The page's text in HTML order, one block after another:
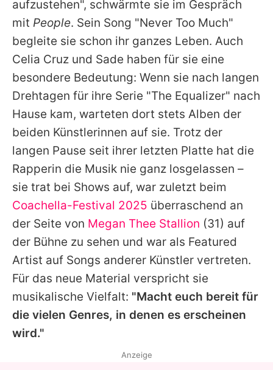
aufzustehen", schwärmte sie im Gespräch
mit People. Sein Song "Never Too Much"
begleite sie schon ihr ganzes Leben. Auch
Celia Cruz und Sade haben für sie eine
besondere Bedeutung: Wenn sie nach langen
Drehtagen für ihre Serie "The Equalizer" nach
Hause kam, warteten dort stets Alben der
beiden Künstlerinnen auf sie. Trotz der
langen Pause seit ihrer letzten Platte hat die
Rapperin die Musik nie ganz losgelassen –
sie trat bei Shows auf, war zuletzt beim
Coachella-Festival 2025 überraschend an
der Seite von Megan Thee Stallion (31) auf
der Bühne zu sehen und war als Featured
Artist auf Songs anderer Künstler vertreten.
Für das neue Material verspricht sie
musikalische Vielfalt: "Macht euch bereit für
die vielen Genres, in denen es erscheinen
wird."
Anzeige